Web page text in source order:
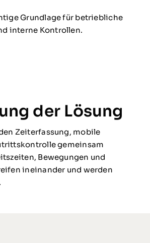
Grundlage für betriebliche
interne Kontrollen.
der Lösung
Zeiterfassung, mobile
gemeinsam
Bewegungen und
ineinander und werden